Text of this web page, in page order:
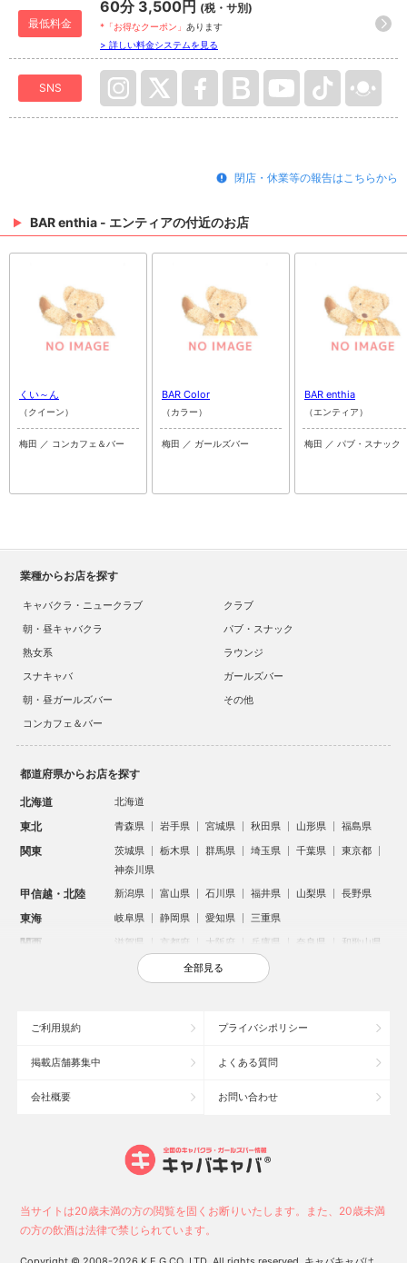
最低料金
60分 3,500円 (税・サ別)
*「お得なクーポン」 あります
> 詳しい料金システムを見る
SNS
閉店・休業等の報告はこちらから
BAR enthia - エンティアの付近のお店
くい～ん
（クイーン）
梅田 ／ コンカフェ＆バー
BAR Color
（カラー）
梅田 ／ ガールズバー
BAR enthia
（エンティア）
梅田 ／ パブ・スナック
業種からお店を探す
キャバクラ・ニュークラブ
クラブ
朝・昼キャバクラ
パブ・スナック
熟女系
ラウンジ
スナキャバ
ガールズバー
朝・昼ガールズバー
その他
コンカフェ＆バー
都道府県からお店を探す
北海道 北海道
東北 青森県 岩手県 宮城県 秋田県 山形県 福島県
関東 茨城県 栃木県 群馬県 埼玉県 千葉県
東京都
神奈川県
甲信越・北陸 新潟県 富山県 石川県 福井県 山梨県 長野県
東海 岐阜県 静岡県 愛知県 三重県
関西 滋賀県 京都府 大阪府 兵庫県 奈良県 和歌山県
鳥取県 島根県 岡山県 広島県
沖縄県
大宮のキャバクラ
六本木のキャバクラ
池袋駅（西口）のキャバクラ
新潟駅前のキャバクラ
全部見る
ご利用規約 プライバシポリシー
掲載店舗募集中 よくある質問
会社概要 お問い合わせ
当サイトは20歳未満の方の閲覧を固くお断りいたします。また、20歳未満
の方の飲酒は法律で禁じられています。